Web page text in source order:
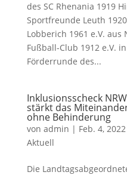
des SC Rhenania 1919
Sportfreunde Leuth
Lobberich 1961 e.V.
Fußball-Club 1912 e.V.
Förderrunde des...
Inklusionsscheck
stärkt das
ohne Behinderung
von admin | Feb. 4, 2022
Aktuell
Die